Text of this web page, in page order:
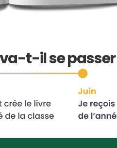
t-il se passer